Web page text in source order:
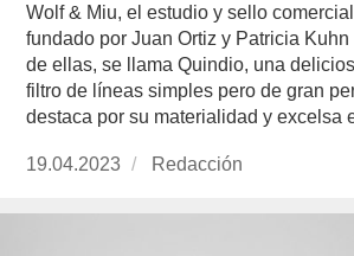
Wolf & Miu, el estudio y sello
fundado por Juan Ortiz y Patricia
de ellas, se llama Quindio, una
filtro de líneas simples pero de gran
destaca por su materialidad y excelsa
Publicado
19.04.2023 https://
Redacción